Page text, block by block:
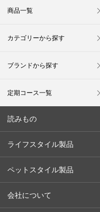
商品一覧
カテゴリーから探す
ブランドから探す
定期コース一覧
読みもの
キャンペーン
インタビュー
余[yo]
ライフスタイル製品
ペットスタイル製品
会社について